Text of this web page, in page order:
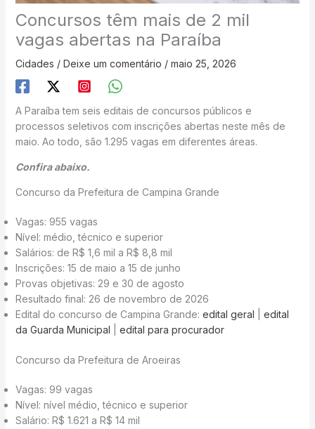
Concursos têm mais de 2 mil
vagas abertas na Paraíba
Cidades / Deixe um comentário / maio 25, 2026
A Paraíba tem seis editais de concursos públicos e
processos seletivos com inscrições abertas neste mês de
maio. Ao todo, são 1.295 vagas em diferentes áreas.
Confira abaixo.
Concurso da Prefeitura de Campina Grande
Vagas: 955 vagas
Nível: médio, técnico e superior
Salários: de R$ 1,6 mil a R$ 8,8 mil
Inscrições: 15 de maio a 15 de junho
Provas objetivas: 29 e 30 de agosto
Resultado final: 26 de novembro de 2026
Edital do concurso de Campina Grande: edital geral
edital
da Guarda Municipal
edital para procurador
Concurso da Prefeitura de Aroeiras
Vagas: 99 vagas
Nível: nível médio, técnico e superior
Salário: R$ 1.621 a R$ 14 mil